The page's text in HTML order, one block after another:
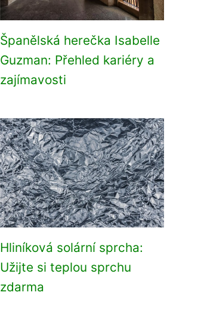
Španělská herečka Isabelle
Guzman: Přehled kariéry a
zajímavosti
Hliníková solární sprcha:
Užijte si teplou sprchu
zdarma